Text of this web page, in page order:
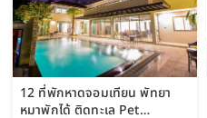
12 ที่พักหาดจอมเทียน พัทยา
หมาพักได้ ติดทะเล Pet